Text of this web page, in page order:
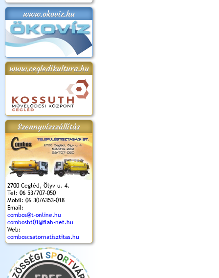
www.okoviz.hu
www.cegledikultura.hu
Szennyvízszállítás
2700 Cegléd, Ölyv u. 4.
Tel: 06 53/707-050
Mobil: 06 30/6353-018
Email:
combos@t-online.hu
combosbt01@flah-net.hu
Web:
comboscsatornatisztitas.hu
2018.
Kossuth Toborzó
Ünnepély
Szent István Ünnepe
(2017. 08. 20.)